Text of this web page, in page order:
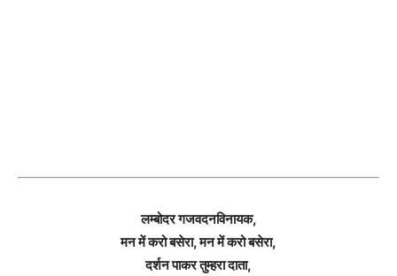
लम्बोदर गजवदनविनायक,
मन में करो बसेरा, मन में करो बसेरा,
दर्शन पाकर तुम्हरा दाता,